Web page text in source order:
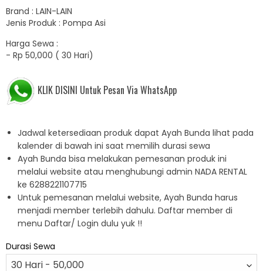
Brand : LAIN-LAIN
Jenis Produk : Pompa Asi
Harga Sewa :
- Rp 50,000 ( 30 Hari)
KLIK DISINI Untuk Pesan Via WhatsApp
Jadwal ketersediaan produk dapat Ayah Bunda lihat pada
kalender di bawah ini saat memilih durasi sewa
Ayah Bunda bisa melakukan pemesanan produk ini
melalui website atau menghubungi admin NADA RENTAL
ke 6288221107715
Untuk pemesanan melalui website, Ayah Bunda harus
menjadi member terlebih dahulu. Daftar member di
menu Daftar/ Login dulu yuk !!
Durasi Sewa